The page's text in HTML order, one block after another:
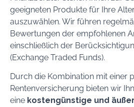
geeigneten Produkte für Ihre
auszuwählen. Wir führen
Bewertungen der empfohlenen
einschließlich der
(Exchange Traded Funds).
Durch die Kombination mit einer
Rentenversicherung bieten wir
eine kostengünstige und